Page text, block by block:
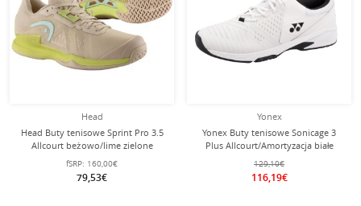
Head
Head Buty tenisowe Sprint Pro 3.5
Allcourt beżowo/lime zielone
damskie
fSRP: 160,00€
79,53€
Yonex
Yonex Buty tenisowe Sonicage 3
Plus Allcourt/Amortyzacja białe
męskie
129,10€
116,19€